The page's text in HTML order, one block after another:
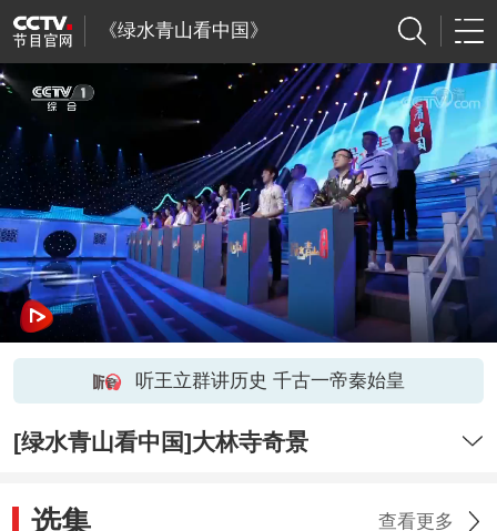
《绿水青山看中国》
听王立群讲历史 千古一帝秦始皇
[绿水青山看中国]大林寺奇景
选集 查看更多